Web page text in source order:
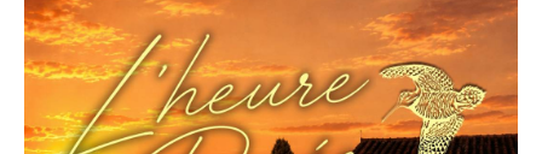
Téléphone : 04 66 50 00 75 / 06 07 75 49 21
E-mail : info@domaine-mordorée.com
Au programme :
Bar à vin